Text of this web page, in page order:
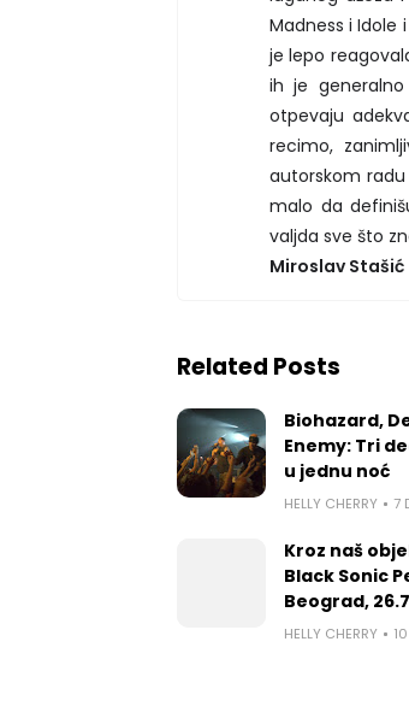
Madness i Idole
je lepo
ih je
otpevaju
recimo,
autorskom
malo da
valjda sve što
Miroslav Stašić
Related Posts
Biohazard,
Enemy: Tri
u jednu noć
HELLY CHERRY 7
Kroz naš
Black Sonic
Beograd,
HELLY CHERRY